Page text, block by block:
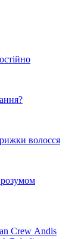
волосся
розумом
Crew Andis